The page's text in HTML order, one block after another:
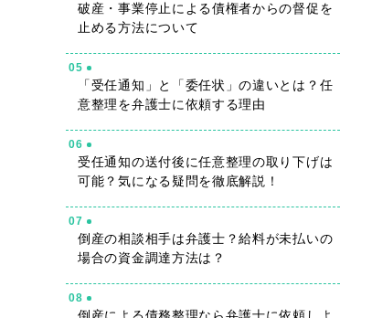
破産・事業停止による債権者からの督促を
止める方法について
05
「受任通知」と「委任状」の違いとは？任
意整理を弁護士に依頼する理由
06
受任通知の送付後に任意整理の取り下げは
可能？気になる疑問を徹底解説！
07
倒産の相談相手は弁護士？給料が未払いの
場合の資金調達方法は？
08